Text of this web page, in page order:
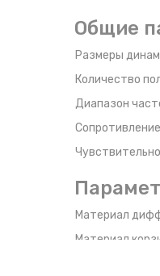
Общие
Размеры
Количество
Диапазон
Сопротивление
Материал
Материал